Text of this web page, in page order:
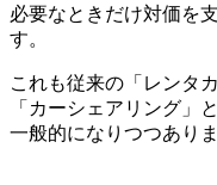
必要なときだけ対価を
す。
これも従来の「レンタ
「カーシェアリング」
一般的になりつつありま